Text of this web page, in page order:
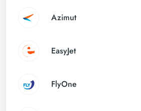
Azimut
EasyJet
FlyOne